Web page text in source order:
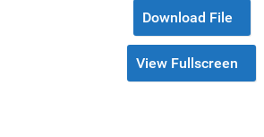
Download File
View Fullscreen